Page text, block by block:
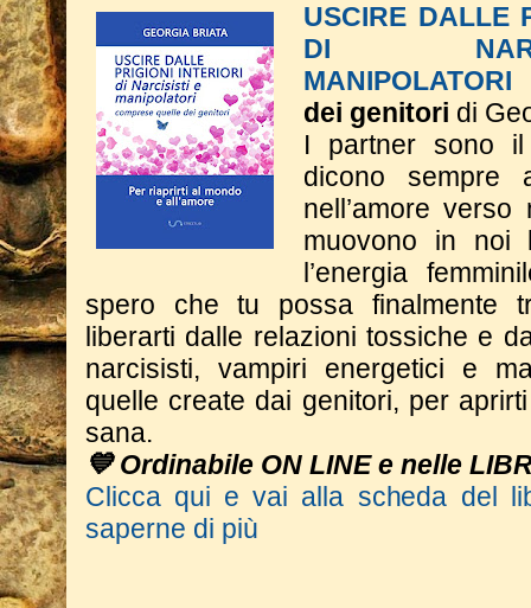
USCIRE DALLE
DI
MANIPOLATORI
dei genitori di
I partner sono
dicono sempre
nell’amore
muovono in noi
l’energia
spero che tu possa finalmente
liberarti dalle relazioni tossiche e
narcisisti, vampiri energetici e
quelle create dai genitori, per
sana.
💙 Ordinabile ON LINE e nelle
Clicca qui e vai alla scheda del
saperne di più